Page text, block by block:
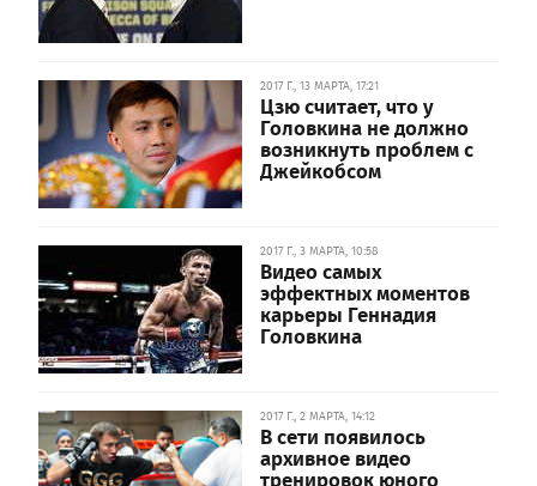
2017 Г., 13 МАРТА, 17:21
Цзю считает, что у
Головкина не должно
возникнуть проблем с
Джейкобсом
2017 Г., 3 МАРТА, 10:58
Видео самых
эффектных моментов
карьеры Геннадия
Головкина
2017 Г., 2 МАРТА, 14:12
В сети появилось
архивное видео
тренировок юного